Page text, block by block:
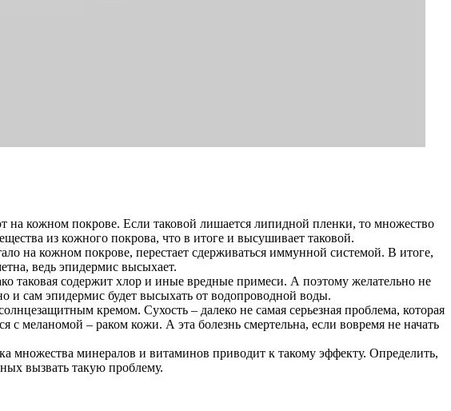
на кожном покрове. Если таковой лишается липидной пленки, то множество
из кожного покрова, что в итоге и высушивает таковой.
на кожном покрове, перестает сдерживаться иммунной системой. В итоге,
ведь эпидермис высыхает.
таковая содержит хлор и иные вредные примеси. А поэтому желательно не
и сам эпидермис будет высыхать от водопроводной воды.
кремом. Сухость – далеко не самая серьезная проблема, которая
меланомой – раком кожи. А эта болезнь смертельна, если вовремя не начать
множества минералов и витаминов приводит к такому эффекту. Определить,
вызвать такую проблему.